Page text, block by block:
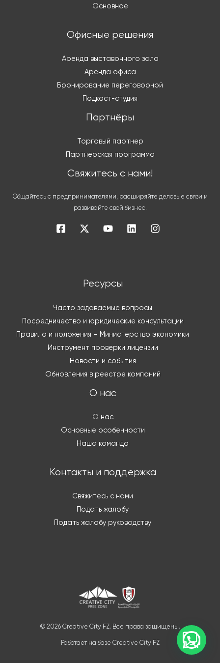
Основное
Офисные решения
Аренда выставочного зала
Аренда офиса
Бронирование переговорной
Подкаст-студия
Партнёры
Торговый партнер
Партнерская программа
Свяжитесь с нами!
Общайтесь с предпринимателями, расширяйте деловые связи и
развивайте свой бизнес.
Ресурсы
Часто задаваемые вопросы
Посредничество и юридические консультации
Правила и положения – Министерство экономики
Инструмент проверки лицензии
Новости и события
Обновления в реестре компаний
О нас
О нас
Основные особенности
Наша команда
Контакты и поддержка
Свяжитесь с нами
Подать жалобу
Подать жалобу руководству
© 2026 Creative City FZ. Все права защищены.
Работает на базе Creative City FZ